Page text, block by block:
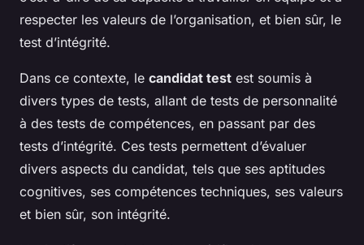
respecter les valeurs de l’organisation, et bien sûr, le
test d’intégrité.
Dans ce contexte, le candidat test est soumis à
divers types de tests, allant de tests de personnalité
à des tests de compétences, en passant par des
tests d’intégrité. Ces tests permettent d’évaluer
divers aspects du candidat, tels que ses aptitudes
cognitives, ses compétences techniques, ses valeurs
et bien sûr, son intégrité.